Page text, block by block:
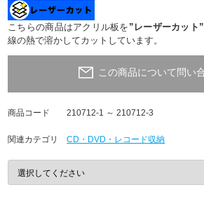
こちらの商品はアクリル板を ”レーザーカット”
線の熱で溶かしてカットしています。
この商品について問い
商品コード 210712-1 ～ 210712-3
関連カテゴリ CD・DVD・レコード収納